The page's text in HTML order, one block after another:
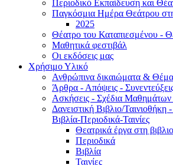
Περιοδικό Εκπαίδευση και
Παγκόσμια Ημέρα Θεάτρου
2025
Θέατρο του Καταπιεσμένου -
Μαθητικά φεστιβάλ
Οι εκδόσεις μας
Χρήσιμο Υλικό
Ανθρώπινα δικαιώματα &
Άρθρα - Απόψεις -
Ασκήσεις - Σχέδια
Δανειστική Βιβλιο/Ταινιοθήκη
Βιβλία-Περιοδικά-Ταινίες
Θεατρικά έργα στη
Περιοδικά
Βιβλία
Ταινίες